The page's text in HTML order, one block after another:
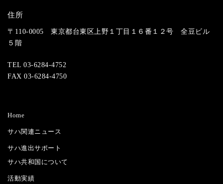
住所
〒110-0005 東京都台東区上野１丁目１６番１２号 全豆ビル
５階
TEL 03-6284-4752
FAX 03-6284-4750
Home
サハ関連ニュース
サハ進出サポート
サハ共和国について
活動実績